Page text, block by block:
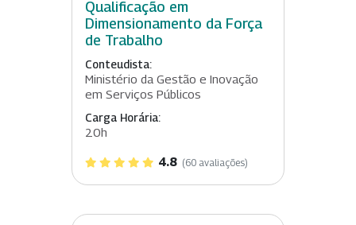
Qualificação em
Dimensionamento da Força
de Trabalho
Conteudista:
Ministério da Gestão e Inovação
em Serviços Públicos
Carga Horária:
20h
4.8 (60 avaliações)